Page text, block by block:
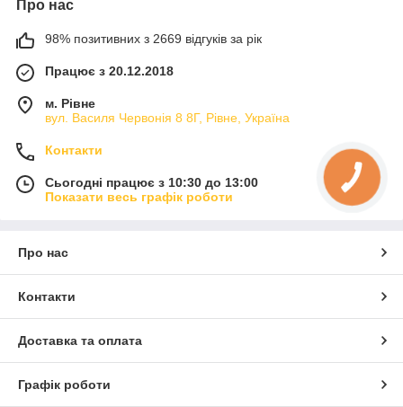
Про нас
98% позитивних з 2669 відгуків за рік
Працює з 20.12.2018
м. Рівне
вул. Василя Червонія 8 8Г, Рівне, Україна
Контакти
Сьогодні працює з 10:30 до 13:00
Показати весь графік роботи
Про нас
Контакти
Доставка та оплата
Графік роботи